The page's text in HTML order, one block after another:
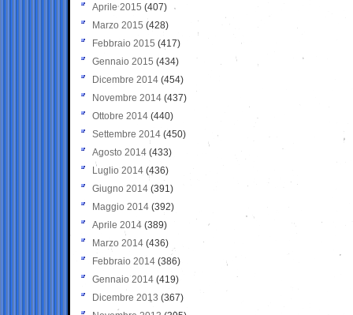
Aprile 2015 (407)
Marzo 2015 (428)
Febbraio 2015 (417)
Gennaio 2015 (434)
Dicembre 2014 (454)
Novembre 2014 (437)
Ottobre 2014 (440)
Settembre 2014 (450)
Agosto 2014 (433)
Luglio 2014 (436)
Giugno 2014 (391)
Maggio 2014 (392)
Aprile 2014 (389)
Marzo 2014 (436)
Febbraio 2014 (386)
Gennaio 2014 (419)
Dicembre 2013 (367)